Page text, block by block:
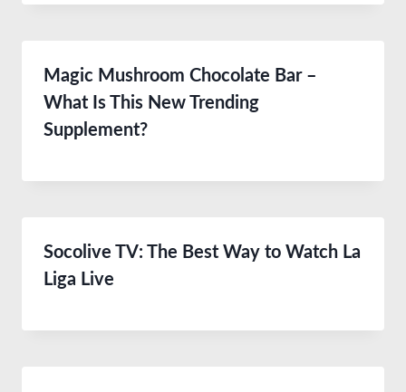
Magic Mushroom Chocolate Bar –
What Is This New Trending
Supplement?
Socolive TV: The Best Way to Watch La
Liga Live